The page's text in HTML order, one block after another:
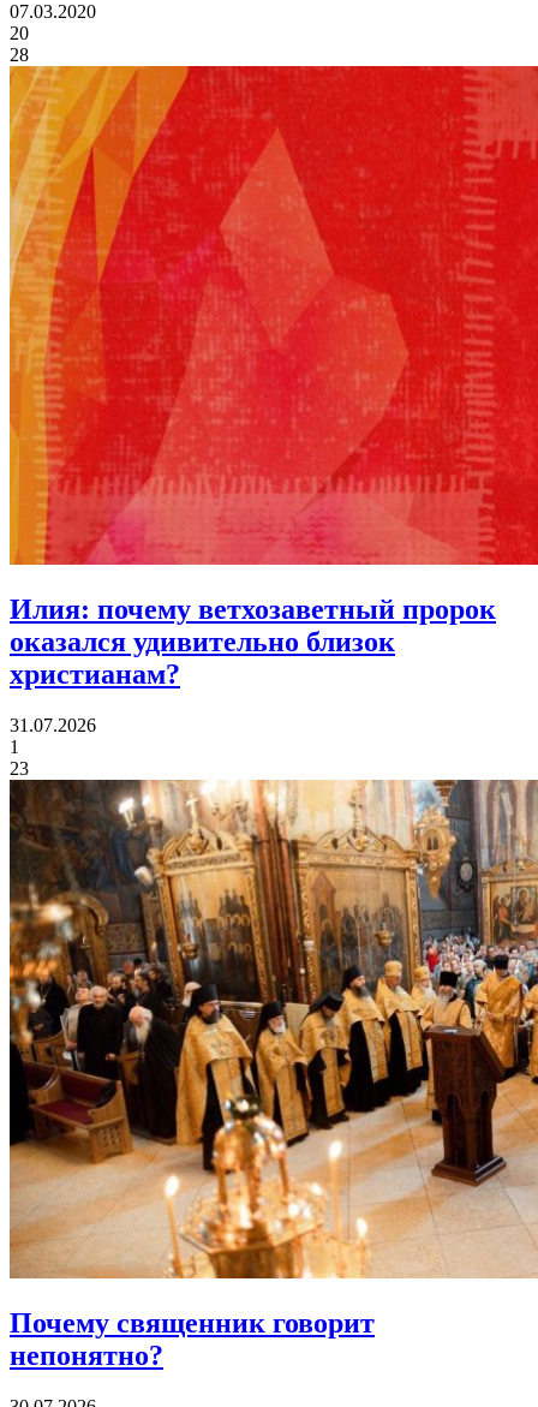
07.03.2020
20
28
Илия: почему ветхозаветный пророк
оказался удивительно близок
христианам?
31.07.2026
1
23
Почему священник говорит
непонятно?